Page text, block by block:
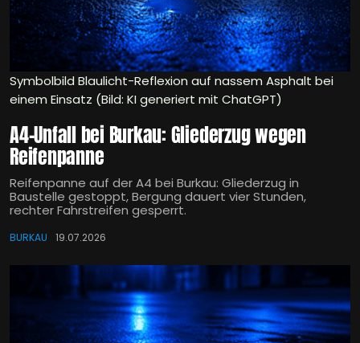
Symbolbild Blaulicht-Reflexion auf nassem Asphalt bei
einem Einsatz (Bild: KI generiert mit ChatGPT)
A4-Unfall bei Burkau: Gliederzug wegen
Reifenpanne
Reifenpanne auf der A4 bei Burkau: Gliederzug in
Baustelle gestoppt, Bergung dauert vier Stunden,
rechter Fahrstreifen gesperrt.
BURKAU 19.07.2026